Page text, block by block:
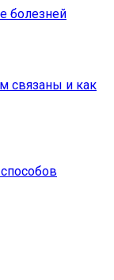
болезней
связаны и как